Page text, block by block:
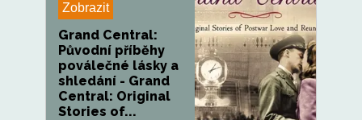
Zobrazit
Grand Central:
Původní příběhy
poválečné lásky a
shledání - Grand
Central: Original
Stories of...